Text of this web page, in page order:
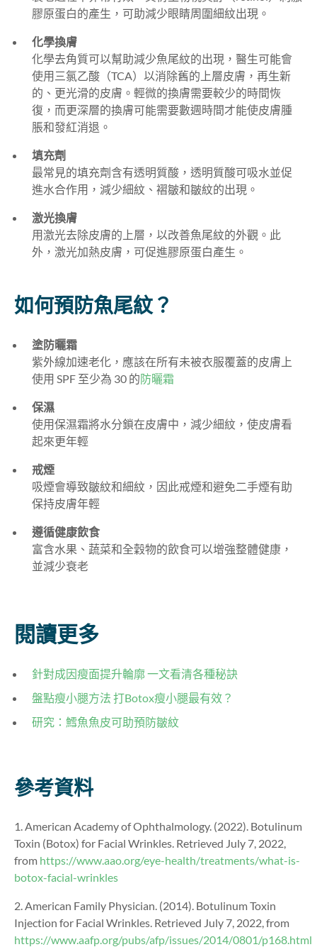
膠原蛋白的產生，可助減少眼睛周圍細紋出現。
化學換膚
化學去角質可以幫助減少魚尾紋的出現，醫生可能會
使用三氯乙酸（TCA）以消除舊的上層皮膚，再生新
的、更光滑的皮膚。輕微的換膚需要較少的時間恢
復，而更深層的換膚可能需要數週時間才能使皮膚腫
脹和發紅消退。
填充劑
最常見的填充劑含有透明質酸，透明質酸可吸水並促
進水合作用，減少細紋、褶皺和皺紋的出現。
激光換膚
用激光去除皮膚的上層，以改善魚尾紋的外觀。此
外，激光加熱皮膚，可促進膠原蛋白產生。
如何預防魚尾紋？
塗防曬霜
紫外線加速老化，應該在所有未被衣服覆蓋的皮膚上
使用 SPF 至少為 30 的防曬霜
保濕
使用保濕霜將水分鎖在皮膚中，減少細紋，使皮膚看
起來更年輕
戒煙
吸煙會導致皺紋和細紋，因此戒煙和避免二手煙有助
保持皮膚年輕
遵循健康飲食
富含水果、蔬菜和全穀物的飲食可以增強整體健康，
並減少衰老
閱讀更多
針對成因瘦面提升輪廓 一文看清各種秘訣
盤點瘦小腿方法 打Botox瘦小腿最有效？
研究：鱈魚魚皮可助預防皺紋
參考資料
1. American Academy of Ophthalmology. (2022). Botulinum
Toxin (Botox) for Facial Wrinkles. Retrieved July 7, 2022,
from https://www.aao.org/eye-health/treatments/what-is-
botox-facial-wrinkles
2. American Family Physician. (2014). Botulinum Toxin
Injection for Facial Wrinkles. Retrieved July 7, 2022, from
https://www.aafp.org/pubs/afp/issues/2014/0801/p168.html